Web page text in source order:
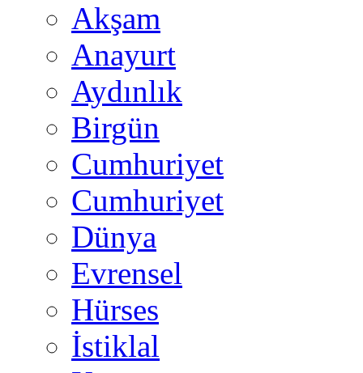
Akşam
Anayurt
Aydınlık
Birgün
Cumhuriyet
Cumhuriyet
Dünya
Evrensel
Hürses
İstiklal